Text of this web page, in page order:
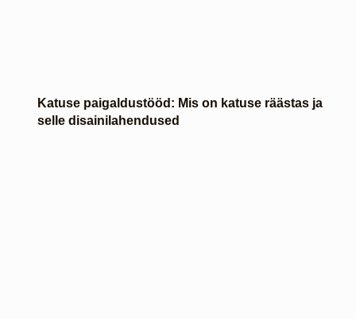
Katuse paigaldustööd: Mis on katuse räästas ja
selle disainilahendused